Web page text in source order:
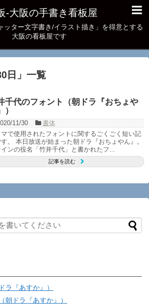
‐大阪の手書き看板屋
ッター文字書き/イラスト描き」を得意とする
大阪の看板屋です
日 」 一覧
千代のフォント（朝ドラ『おちょや
）
11/30
書体
マで使用されたフォントに関するごくごく短い記
。 本日放送が始まった朝ドラ『おちょやん』。
インの役名「竹井千代」と書かれたフ...
記事を読む
ラ『あすか』）
朝ドラ『あすか』）